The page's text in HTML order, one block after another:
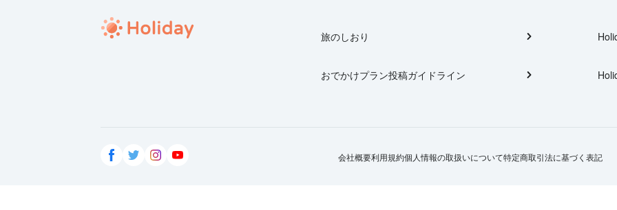
旅のしおり
おでかけプラン投稿ガイドライン
会社概要利用規約個人情報の取扱いについて特定商取引法に基づく表記